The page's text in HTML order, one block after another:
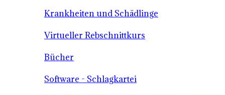
Krankheiten und Schädlinge
Virtueller Rebschnittkurs
Bücher
Software - Schlagkartei